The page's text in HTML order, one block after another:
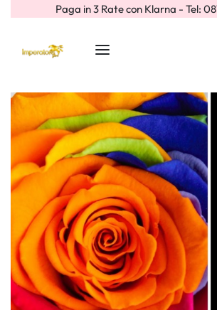
Paga in 3 Rate con Klarna - Tel: